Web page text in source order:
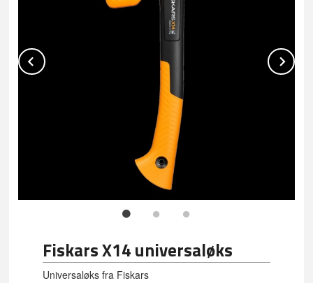
Prev
Fiskars X14 universaløks
Universaløks fra Fiskars